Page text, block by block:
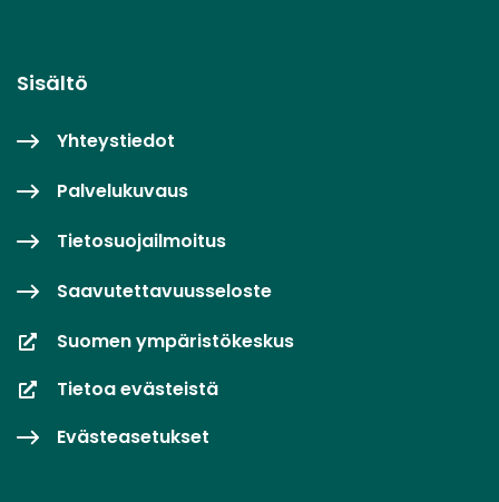
Sisältö
Yhteystiedot
Palvelukuvaus
Tietosuojailmoitus
Saavutettavuusseloste
Suomen ympäristökeskus
Tietoa evästeistä
Evästeasetukset